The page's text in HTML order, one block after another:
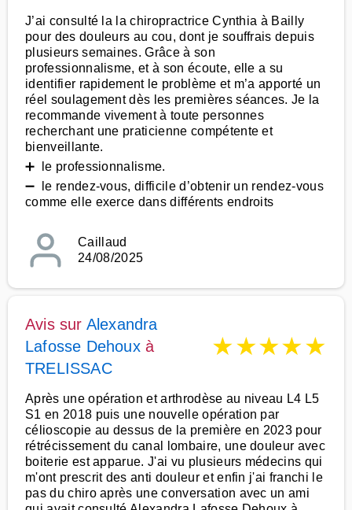
J’ai consulté la la chiropractrice Cynthia à Bailly
pour des douleurs au cou, dont je souffrais depuis
plusieurs semaines. Grâce à son
professionnalisme, et à son écoute, elle a su
identifier rapidement le problème et m’a apporté un
réel soulagement dès les premières séances. Je la
recommande vivement à toute personnes
recherchant une praticienne compétente et
bienveillante.
➕ le professionnalisme.
➖ le rendez-vous, difficile d’obtenir un rendez-vous
comme elle exerce dans différents endroits
Caillaud
24/08/2025
Avis sur Alexandra
Lafosse Dehouxà
TRELISSAC
★★★★★
Après une opération et arthrodèse au niveau L4 L5
S1 en 2018 puis une nouvelle opération par
célioscopie au dessus de la première en 2023 pour
rétrécissement du canal lombaire, une douleur avec
boiterie est apparue. J'ai vu plusieurs médecins qui
m'ont prescrit des anti douleur et enfin j'ai franchi le
pas du chiro après une conversation avec un ami